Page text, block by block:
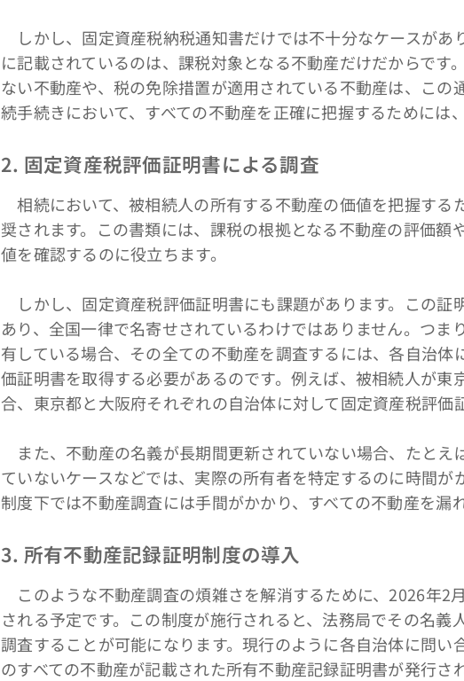
しかし、固定資産税納税通知書だけでは不十分なケースがあ
に記載されているのは、課税対象となる不動産だけだからで
ない不動産や、税の免除措置が適用されている不動産は、この
続手続きにおいて、すべての不動産を正確に把握するためには
2. 固定資産税評価証明書による調査
相続において、被相続人の所有する不動産の価値を把握する
奨されます。この書類には、課税の根拠となる不動産の評価額
値を確認するのに役立ちます。
しかし、固定資産税評価証明書にも課題があります。この証
あり、全国一律で名寄せされているわけではありません。つ
有している場合、その全ての不動産を調査するには、各自治
価証明書を取得する必要があるのです。例えば、被相続人が東
合、東京都と大阪府それぞれの自治体に対して固定資産税評価
また、不動産の名義が長期間更新されていない場合、たとえ
ていないケースなどでは、実際の所有者を特定するのに時間が
制度下では不動産調査には手間がかかり、すべての不動産を漏
3. 所有不動産記録証明制度の導入
このような不動産調査の煩雑さを解消するために、2026年2
される予定です。この制度が施行されると、法務局でその名義
調査することが可能になります。現行のように各自治体に問い
のすべての不動産が記載された所有不動産記録証明書が発行さ